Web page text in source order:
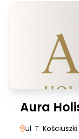
Aura
ul. T.